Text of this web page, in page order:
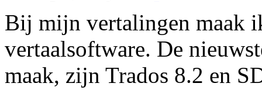
Bij mijn vertalingen maak
vertaalsoftware. De
maak, zijn Trados 8.2 en